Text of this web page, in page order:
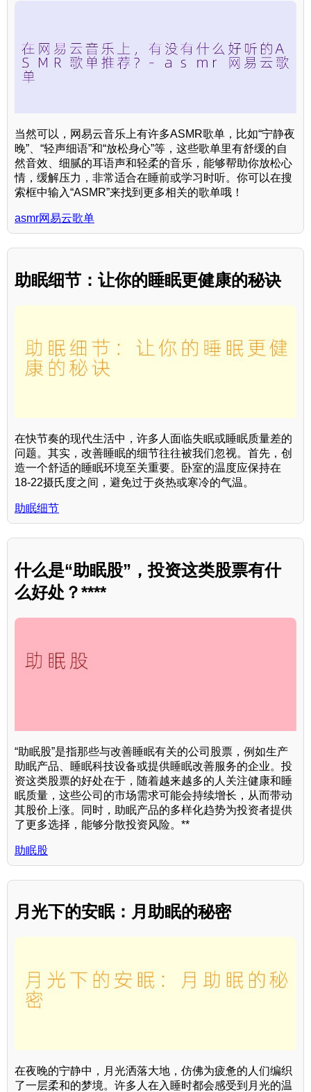
当然可以，网易云音乐上有许多ASMR歌单，比如“宁静夜
晚”、“轻声细语”和“放松身心”等，这些歌单里有舒缓的自
然音效、细腻的耳语声和轻柔的音乐，能够帮助你放松心
情，缓解压力，非常适合在睡前或学习时听。你可以在搜
索框中输入“ASMR”来找到更多相关的歌单哦！
asmr网易云歌单
助眠细节：让你的睡眠更健康的秘诀
在快节奏的现代生活中，许多人面临失眠或睡眠质量差的
问题。其实，改善睡眠的细节往往被我们忽视。首先，创
造一个舒适的睡眠环境至关重要。卧室的温度应保持在
18-22摄氏度之间，避免过于炎热或寒冷的气温。
助眠细节
什么是“助眠股”，投资这类股票有什
么好处？****
“助眠股”是指那些与改善睡眠有关的公司股票，例如生产
助眠产品、睡眠科技设备或提供睡眠改善服务的企业。投
资这类股票的好处在于，随着越来越多的人关注健康和睡
眠质量，这些公司的市场需求可能会持续增长，从而带动
其股价上涨。同时，助眠产品的多样化趋势为投资者提供
了更多选择，能够分散投资风险。**
助眠股
月光下的安眠：月助眠的秘密
在夜晚的宁静中，月光洒落大地，仿佛为疲惫的人们编织
了一层柔和的梦境。许多人在入睡时都会感受到月光的温